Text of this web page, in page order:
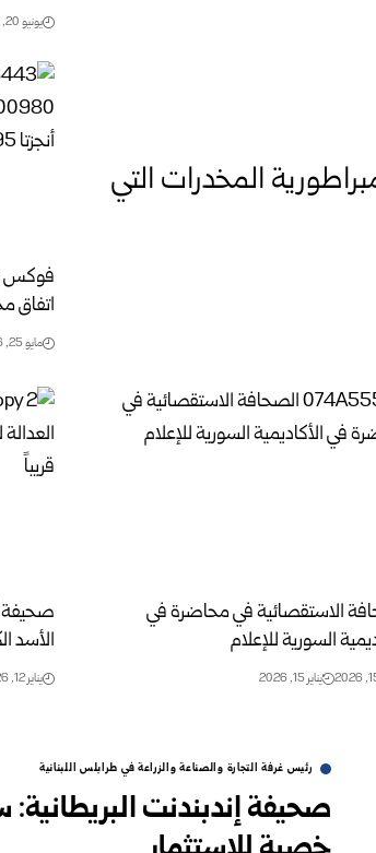
المخدرات التي
يونيو 20, 2026
اتفاق
مايو 25, 2026
الاستقصائية في محاضرة في
السورية للإعلام
يناير 15, 2026
صحيفة
الأسد
يناير 12, 2026
رئيس غرفة التجارة والصناعة والزراعة في طرابلس اللبنانية
صحيفة إندبندنت